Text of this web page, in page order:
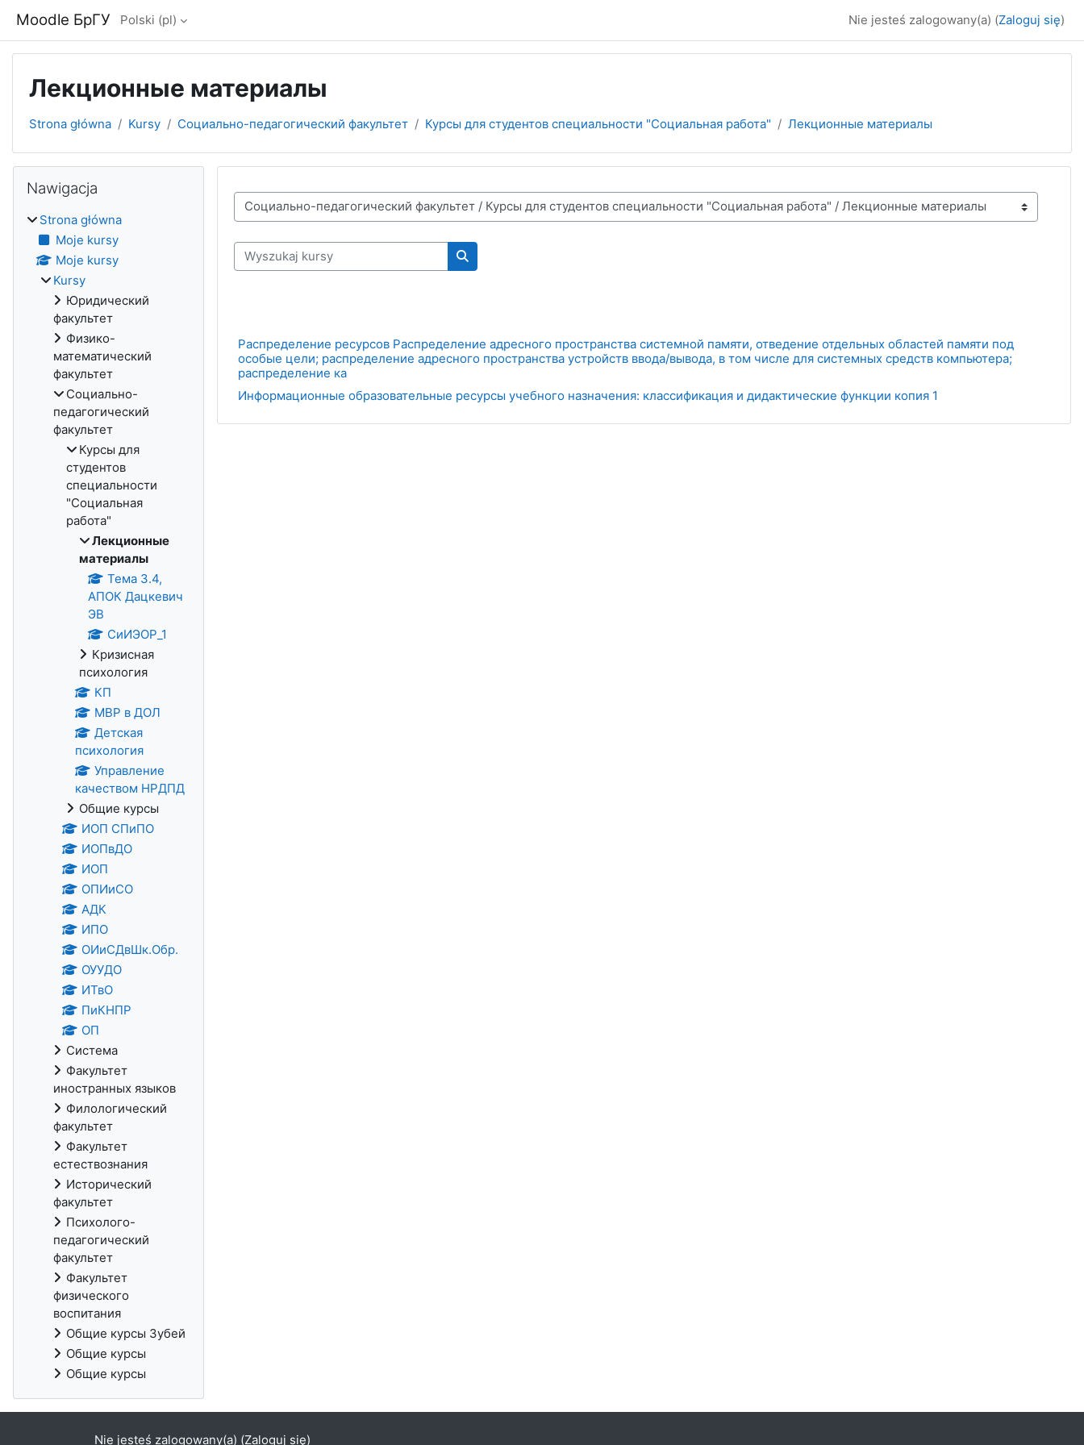
Moodle БрГУ Polski ‎(pl)‎ Nie jesteś zalogowany(a) (Zaloguj się)
Лекционные материалы
Strona główna Kursy Социально-педагогический факультет Курсы для студентов специальности "Социальная работа" Лекционные материалы
Kategorie kursów
Wyszukaj kursy
Wyszukaj kursy
Распределение ресурсов Распределение адресного пространства системной памяти, отведение отдельных областей памяти под
особые цели; распределение адресного пространства устройств ввода/вывода, в том числе для системных средств компьютера;
распределение ка
Информационные образовательные ресурсы учебного назначения: классификация и дидактические функции копия 1
Bloki
Nawigacja
Strona główna
Moje kursy
Moje kursy
Kursy
Юридический
факультет
Физико-
математический
факультет
Социально-
педагогический
факультет
Курсы для
студентов
специальности
"Социальная
работа"
Лекционные
материалы
Тема 3.4,
АПОК Дацкевич
ЭВ
СиИЭОР_1
Кризисная
психология
КП
МВР в ДОЛ
Детская
психология
Управление
качеством НРДПД
Общие курсы
ИОП СПиПО
ИОПвДО
ИОП
ОПИиСО
АДК
ИПО
ОИиСДвШк.Обр.
ОУУДО
ИТвО
ПиКНПР
ОП
Система
Факультет
иностранных языков
Филологический
факультет
Факультет
естествознания
Исторический
факультет
Психолого-
педагогический
факультет
Факультет
физического
воспитания
Общие курсы Зубей
Общие курсы
Общие курсы
Nie jesteś zalogowany(a) (Zaloguj się)